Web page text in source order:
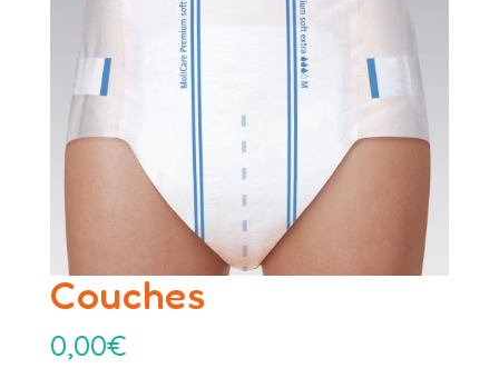
Couches
0,00€